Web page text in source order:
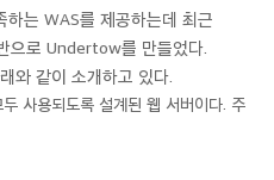
하는 WAS를 제공하는데 최근
으로 Undertow를 만들었다.
와 같이 소개하고 있다.
사용되도록 설계된 웹 서버이다. 주